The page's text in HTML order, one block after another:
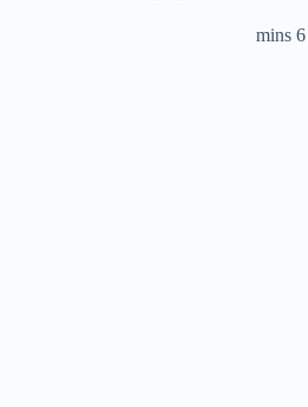
6 mins